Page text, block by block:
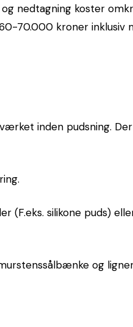
nedtagning koster
70.000 kroner inklusiv
inden pudsning.
(F.eks. silikone puds)
og